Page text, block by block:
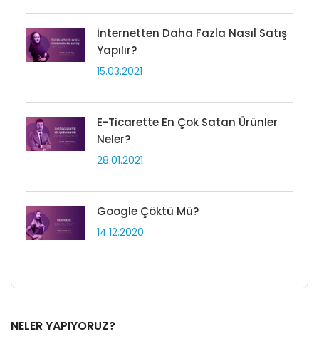
İnternetten Daha Fazla Nasıl Satış
Yapılır?
15.03.2021
E-Ticarette En Çok Satan Ürünler
Neler?
28.01.2021
Google Çöktü Mü?
14.12.2020
NELER YAPIYORUZ?